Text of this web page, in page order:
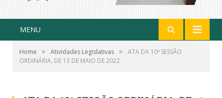
MENU
Home » Atividades Legislativas »
ATA DA 10ª SESSÃO
ORDINÁRIA, DE 13 DE MAIO DE 2022